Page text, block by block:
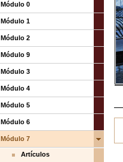
Módulo 0
Módulo 1
Módulo 2
Módulo 9
Módulo 3
Módulo 4
Módulo 5
Módulo 6
Módulo 7
Artículos